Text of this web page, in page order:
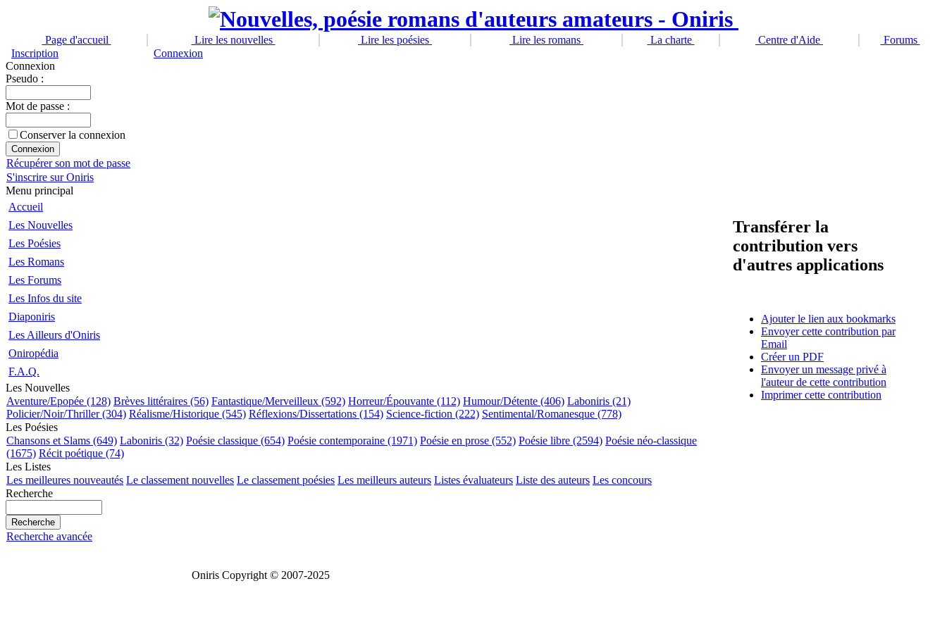
Page d'accueil Lire les nouvelles Lire les poésies Lire les romans La charte Centre d'Aide
Forums
Inscription
Connexion
Connexion
Pseudo :
Mot de passe :
Conserver la connexion
Récupérer son mot de passe
S'inscrire sur Oniris
Menu principal
Accueil
Les Nouvelles
Les Poésies
Les Romans
Les Forums
Les Infos du site
Diaponiris
Les Ailleurs d'Oniris
Oniropédia
F.A.Q.
Les Nouvelles
Aventure/Epopée (128) Brèves littéraires (56) Fantastique/Merveilleux (592) Horreur/Épouvante (112) Humour/Détente (406) Laboniris (21)
Policier/Noir/Thriller (304) Réalisme/Historique (545) Réflexions/Dissertations (154) Science-fiction (222) Sentimental/Romanesque (778)
Les Poésies
Chansons et Slams (649) Laboniris (32) Poésie classique (654) Poésie contemporaine (1971) Poésie en prose (552) Poésie libre (2594) Poésie néo-classique
(1675) Récit poétique (74)
Les Listes
Les meilleures nouveautés Le classement nouvelles Le classement poésies Les meilleurs auteurs Listes évaluateurs Liste des auteurs Les concours
Recherche
Recherche avancée
Transférer la
contribution vers
d'autres applications
Ajouter le lien aux bookmarks
Envoyer cette contribution par
Email
Créer un PDF
Envoyer un message privé à
l'auteur de cette contribution
Imprimer cette contribution
Oniris Copyright © 2007-2025